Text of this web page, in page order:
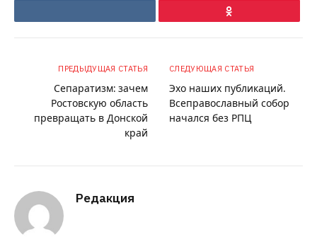
Ok
ПРЕДЫДУЩАЯ СТАТЬЯ
Сепаратизм: зачем
Ростовскую область
превращать в Донской
край
СЛЕДУЮЩАЯ СТАТЬЯ
Эхо наших публикаций.
Всеправославный собор
начался без РПЦ
Редакция